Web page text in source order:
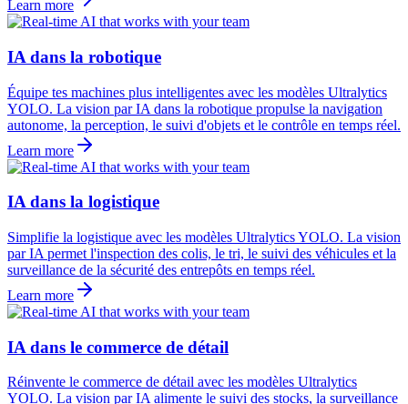
Learn more
IA dans la robotique
Équipe tes machines plus intelligentes avec les modèles Ultralytics
YOLO. La vision par IA dans la robotique propulse la navigation
autonome, la perception, le suivi d'objets et le contrôle en temps réel.
Learn more
IA dans la logistique
Simplifie la logistique avec les modèles Ultralytics YOLO. La vision
par IA permet l'inspection des colis, le tri, le suivi des véhicules et la
surveillance de la sécurité des entrepôts en temps réel.
Learn more
IA dans le commerce de détail
Réinvente le commerce de détail avec les modèles Ultralytics
YOLO. La vision par IA alimente le suivi des stocks, la surveillance